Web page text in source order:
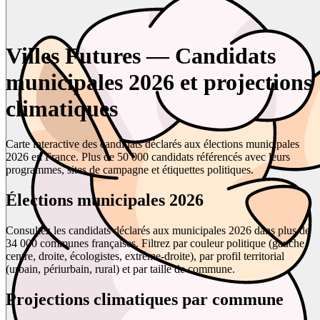
Villes Futures — Candidats
municipales 2026 et projections
climatiques
Carte interactive des candidats déclarés aux élections municipales
2026 en France. Plus de 50 000 candidats référencés avec leurs
programmes, sites de campagne et étiquettes politiques.
Élections municipales 2026
Consultez les candidats déclarés aux municipales 2026 dans plus de
34 000 communes françaises. Filtrez par couleur politique (gauche,
centre, droite, écologistes, extrême-droite), par profil territorial
(urbain, périurbain, rural) et par taille de commune.
Projections climatiques par commune